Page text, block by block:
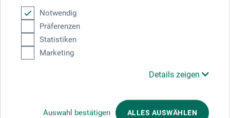
Notwendig
Präferenzen
Statistiken
Marketing
Details zeigen
Auswahl bestätigen ALLES AUSWÄHLEN
Her finder du producentens kontaktoplysninger for dette
boesner GmbH distribution + logistics